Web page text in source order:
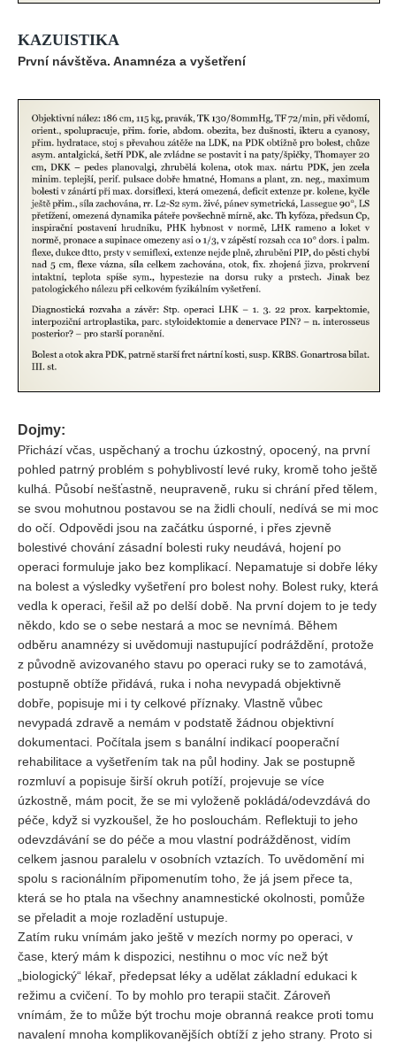
KAZUISTIKA
První návštěva. Anamnéza a vyšetření
Dojmy:
Přichází včas, uspěchaný a trochu úzkostný, opocený, na první
pohled patrný problém s pohyblivostí levé ruky, kromě toho ještě
kulhá. Působí nešťastně, neupraveně, ruku si chrání před tělem,
se svou mohutnou postavou se na židli choulí, nedívá se mi moc
do očí. Odpovědi jsou na začátku úsporné, i přes zjevně
bolestivé chování zásadní bolesti ruky neudává, hojení po
operaci formuluje jako bez komplikací. Nepamatuje si dobře léky
na bolest a výsledky vyšetření pro bolest nohy. Bolest ruky, která
vedla k operaci, řešil až po delší době. Na první dojem to je tedy
někdo, kdo se o sebe nestará a moc se nevnímá. Během
odběru anamnézy si uvědomuji nastupující podráždění, protože
z původně avizovaného stavu po operaci ruky se to zamotává,
postupně obtíže přidává, ruka i noha nevypadá objektivně
dobře, popisuje mi i ty celkové příznaky. Vlastně vůbec
nevypadá zdravě a nemám v podstatě žádnou objektivní
dokumentaci. Počítala jsem s banální indikací pooperační
rehabilitace a vyšetřením tak na půl hodiny. Jak se postupně
rozmluví a popisuje širší okruh potíží, projevuje se více
úzkostně, mám pocit, že se mi vyloženě pokládá/odevzdává do
péče, když si vyzkoušel, že ho poslouchám. Reflektuji to jeho
odevzdávání se do péče a mou vlastní podrážděnost, vidím
celkem jasnou paralelu v osobních vztazích. To uvědomění mi
spolu s racionálním připomenutím toho, že já jsem přece ta,
která se ho ptala na všechny anamnestické okolnosti, pomůže
se přeladit a moje rozladění ustupuje.
Zatím ruku vnímám jako ještě v mezích normy po operaci, v
čase, který mám k dispozici, nestihnu o moc víc než být
„biologický“ lékař, předepsat léky a udělat základní edukaci k
režimu a cvičení. To by mohlo pro terapii stačit. Zároveň
vnímám, že to může být trochu moje obranná reakce proti tomu
navalení mnoha komplikovanějších obtíží z jeho strany. Proto si